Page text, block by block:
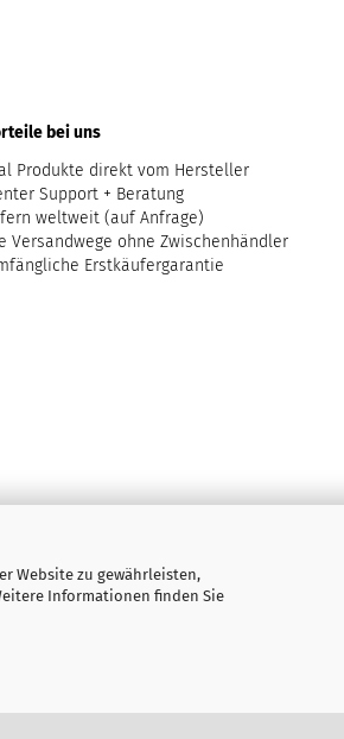
Website zu gewährleisten,
Informationen finden Sie
bei uns
Produkte direkt vom Hersteller
Support + Beratung
weltweit (auf Anfrage)
Versandwege ohne Zwischenhändler
Erstkäufergarantie